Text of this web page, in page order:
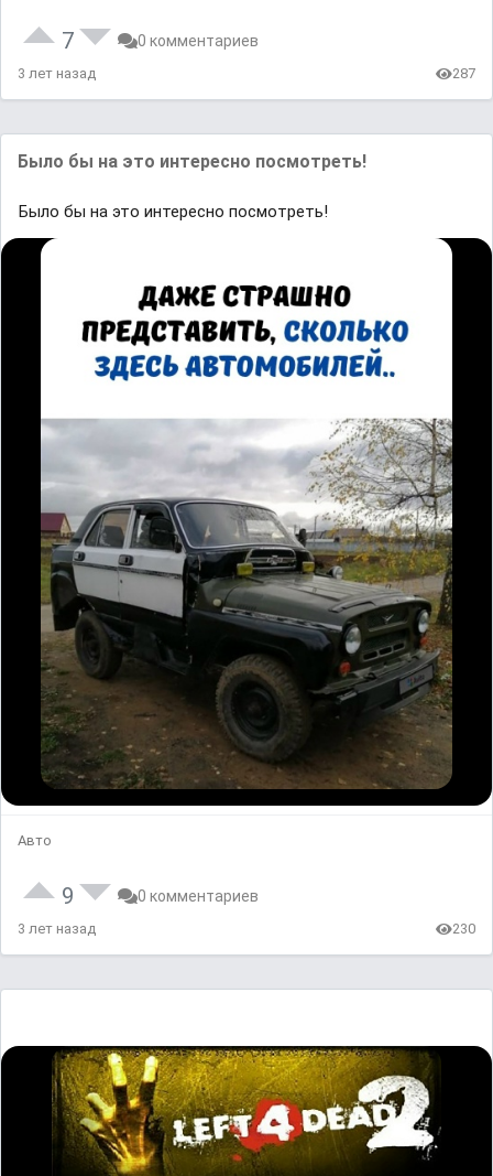
7 0 комментариев
3 лет назад 287
Было бы на это интересно посмотреть!
Было бы на это интересно посмотреть!
Авто
9 0 комментариев
3 лет назад 230